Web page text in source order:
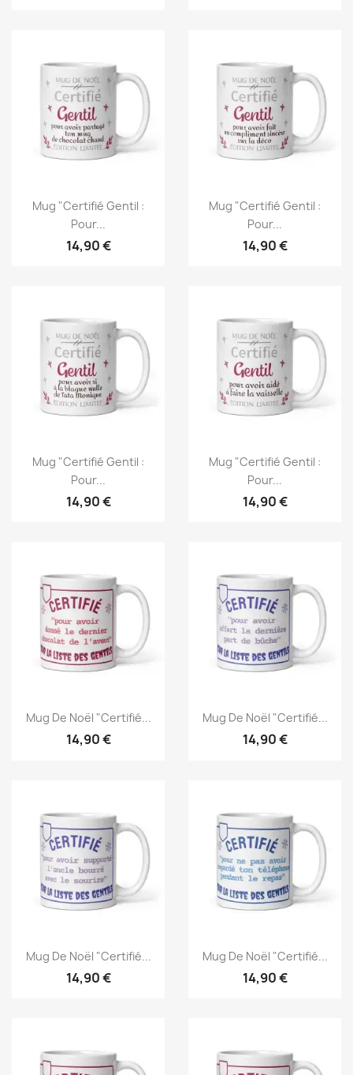
Mug "Certifié Gentil :
Pour...
14,90 €
Mug "Certifié Gentil :
Pour...
14,90 €
Mug "Certifié Gentil :
Pour...
14,90 €
Mug "Certifié Gentil :
Pour...
14,90 €
Mug De Noël "Certifié...
14,90 €
Mug De Noël "Certifié...
14,90 €
Mug De Noël "Certifié...
14,90 €
Mug De Noël "Certifié...
14,90 €